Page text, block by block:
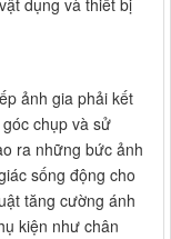
dụng và thiết bị
ảnh gia phải kết
chụp và sử
ra những bức ảnh
sống động cho
tăng cường ánh
kiện như chân